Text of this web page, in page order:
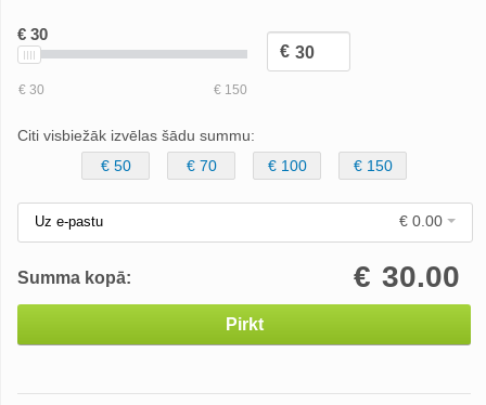
Citi visbiežāk izvēlas šādu summu:
€ 50
€ 70 € 100 € 150
Uz e-pastu € 0.00
Summa kopā: 30.00
€
Pirkt